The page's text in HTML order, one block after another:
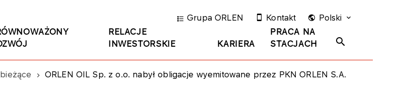
RELACJE
INWESTORSKIE
KARIERA
PRACA NA
STACJACH
Grupa ORLEN Kontakt Polski
ORLEN OIL Sp. z o.o. nabył obligacje wyemitowane przez PKN ORLEN S.A.